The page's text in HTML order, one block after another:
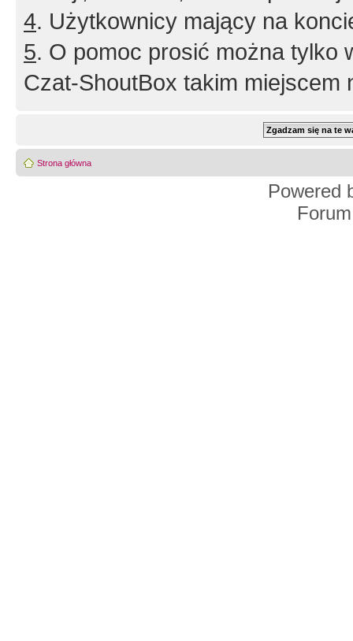
4. Użytkownicy mający na
5. O pomoc prosić można tylko
Czat-ShoutBox takim miejscem
Strona główna
Powered